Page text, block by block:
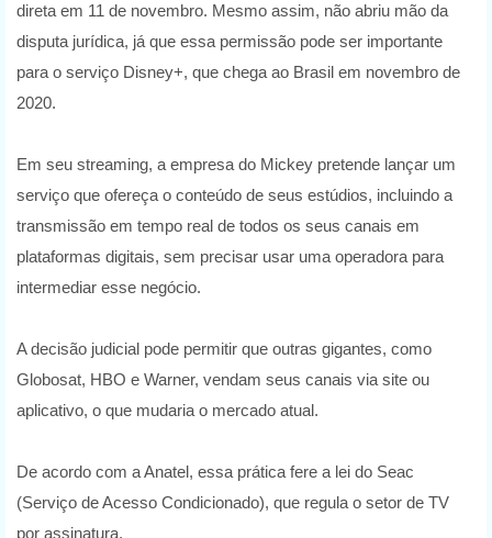
direta em 11 de novembro. Mesmo assim, não abriu mão da
disputa jurídica, já que essa permissão pode ser importante
para o serviço Disney+, que chega ao Brasil em novembro de
2020.
Em seu streaming, a empresa do Mickey pretende lançar um
serviço que ofereça o conteúdo de seus estúdios, incluindo a
transmissão em tempo real de todos os seus canais em
plataformas digitais, sem precisar usar uma operadora para
intermediar esse negócio.
A decisão judicial pode permitir que outras gigantes, como
Globosat, HBO e Warner, vendam seus canais via site ou
aplicativo, o que mudaria o mercado atual.
De acordo com a Anatel, essa prática fere a lei do Seac
(Serviço de Acesso Condicionado), que regula o setor de TV
por assinatura.